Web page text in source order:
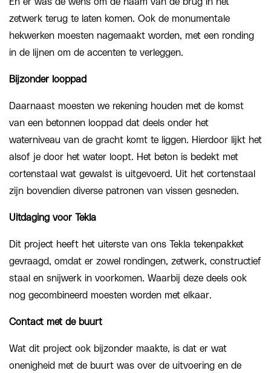
zetwerk terug te laten komen. Ook de monumentale
hekwerken moesten nagemaakt worden, met een ronding
in de lijnen om de accenten te verleggen.
Bijzonder looppad
Daarnaast moesten we rekening houden met de komst
van een betonnen looppad dat deels onder het
waterniveau van de gracht komt te liggen. Hierdoor lijkt het
alsof je door het water loopt. Het beton is bedekt met
cortenstaal wat gewalst is uitgevoerd. Uit het cortenstaal
zijn bovendien diverse patronen van vissen gesneden.
Uitdaging voor Tekla
Dit project heeft het uiterste van ons Tekla tekenpakket
gevraagd, omdat er zowel rondingen, zetwerk, constructief
staal en snijwerk in voorkomen. Waarbij deze deels ook
nog gecombineerd moesten worden met elkaar.
Contact met de buurt
Wat dit project ook bijzonder maakte, is dat er wat
onenigheid met de buurt was over de uitvoering en de